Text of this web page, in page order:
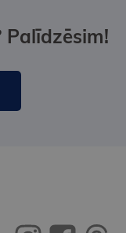
Palīdzēsim!